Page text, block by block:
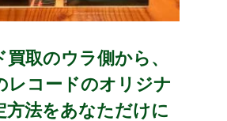
買取のウラ側から、
レコードのオリジナ
方法をあなただけに